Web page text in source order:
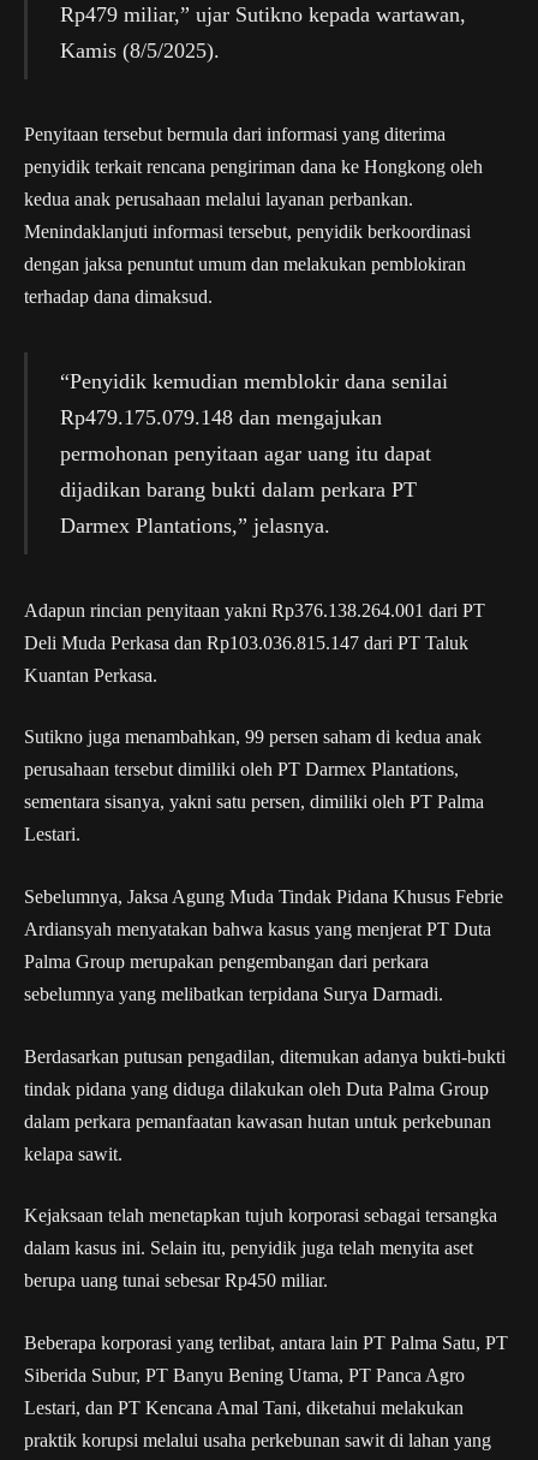
Rp479 miliar,” ujar Sutikno kepada wartawan,
Kamis (8/5/2025).
Penyitaan tersebut bermula dari informasi yang diterima
penyidik terkait rencana pengiriman dana ke Hongkong oleh
kedua anak perusahaan melalui layanan perbankan.
Menindaklanjuti informasi tersebut, penyidik berkoordinasi
dengan jaksa penuntut umum dan melakukan pemblokiran
terhadap dana dimaksud.
“Penyidik kemudian memblokir dana senilai
Rp479.175.079.148 dan mengajukan
permohonan penyitaan agar uang itu dapat
dijadikan barang bukti dalam perkara PT
Darmex Plantations,” jelasnya.
Adapun rincian penyitaan yakni Rp376.138.264.001 dari PT
Deli Muda Perkasa dan Rp103.036.815.147 dari PT Taluk
Kuantan Perkasa.
Sutikno juga menambahkan, 99 persen saham di kedua anak
perusahaan tersebut dimiliki oleh PT Darmex Plantations,
sementara sisanya, yakni satu persen, dimiliki oleh PT Palma
Lestari.
Sebelumnya, Jaksa Agung Muda Tindak Pidana Khusus Febrie
Ardiansyah menyatakan bahwa kasus yang menjerat PT Duta
Palma Group merupakan pengembangan dari perkara
sebelumnya yang melibatkan terpidana Surya Darmadi.
Berdasarkan putusan pengadilan, ditemukan adanya bukti-bukti
tindak pidana yang diduga dilakukan oleh Duta Palma Group
dalam perkara pemanfaatan kawasan hutan untuk perkebunan
kelapa sawit.
Kejaksaan telah menetapkan tujuh korporasi sebagai tersangka
dalam kasus ini. Selain itu, penyidik juga telah menyita aset
berupa uang tunai sebesar Rp450 miliar.
Beberapa korporasi yang terlibat, antara lain PT Palma Satu, PT
Siberida Subur, PT Banyu Bening Utama, PT Panca Agro
Lestari, dan PT Kencana Amal Tani, diketahui melakukan
praktik korupsi melalui usaha perkebunan sawit di lahan yang